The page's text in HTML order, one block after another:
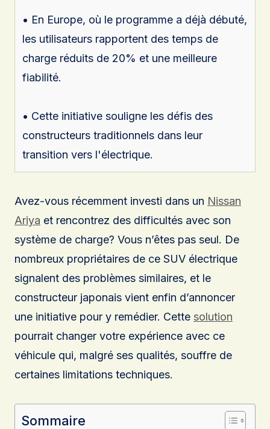
• En Europe, où le programme a déjà débuté,
les utilisateurs rapportent des temps de
charge réduits de 20% et une meilleure
fiabilité.
• Cette initiative souligne les défis des
constructeurs traditionnels dans leur
transition vers l'électrique.
Avez-vous récemment investi dans un Nissan
Ariya et rencontrez des difficultés avec son
système de charge? Vous n’êtes pas seul. De
nombreux propriétaires de ce SUV électrique
signalent des problèmes similaires, et le
constructeur japonais vient enfin d’annoncer
une initiative pour y remédier. Cette solution
pourrait changer votre expérience avec ce
véhicule qui, malgré ses qualités, souffre de
certaines limitations techniques.
Sommaire